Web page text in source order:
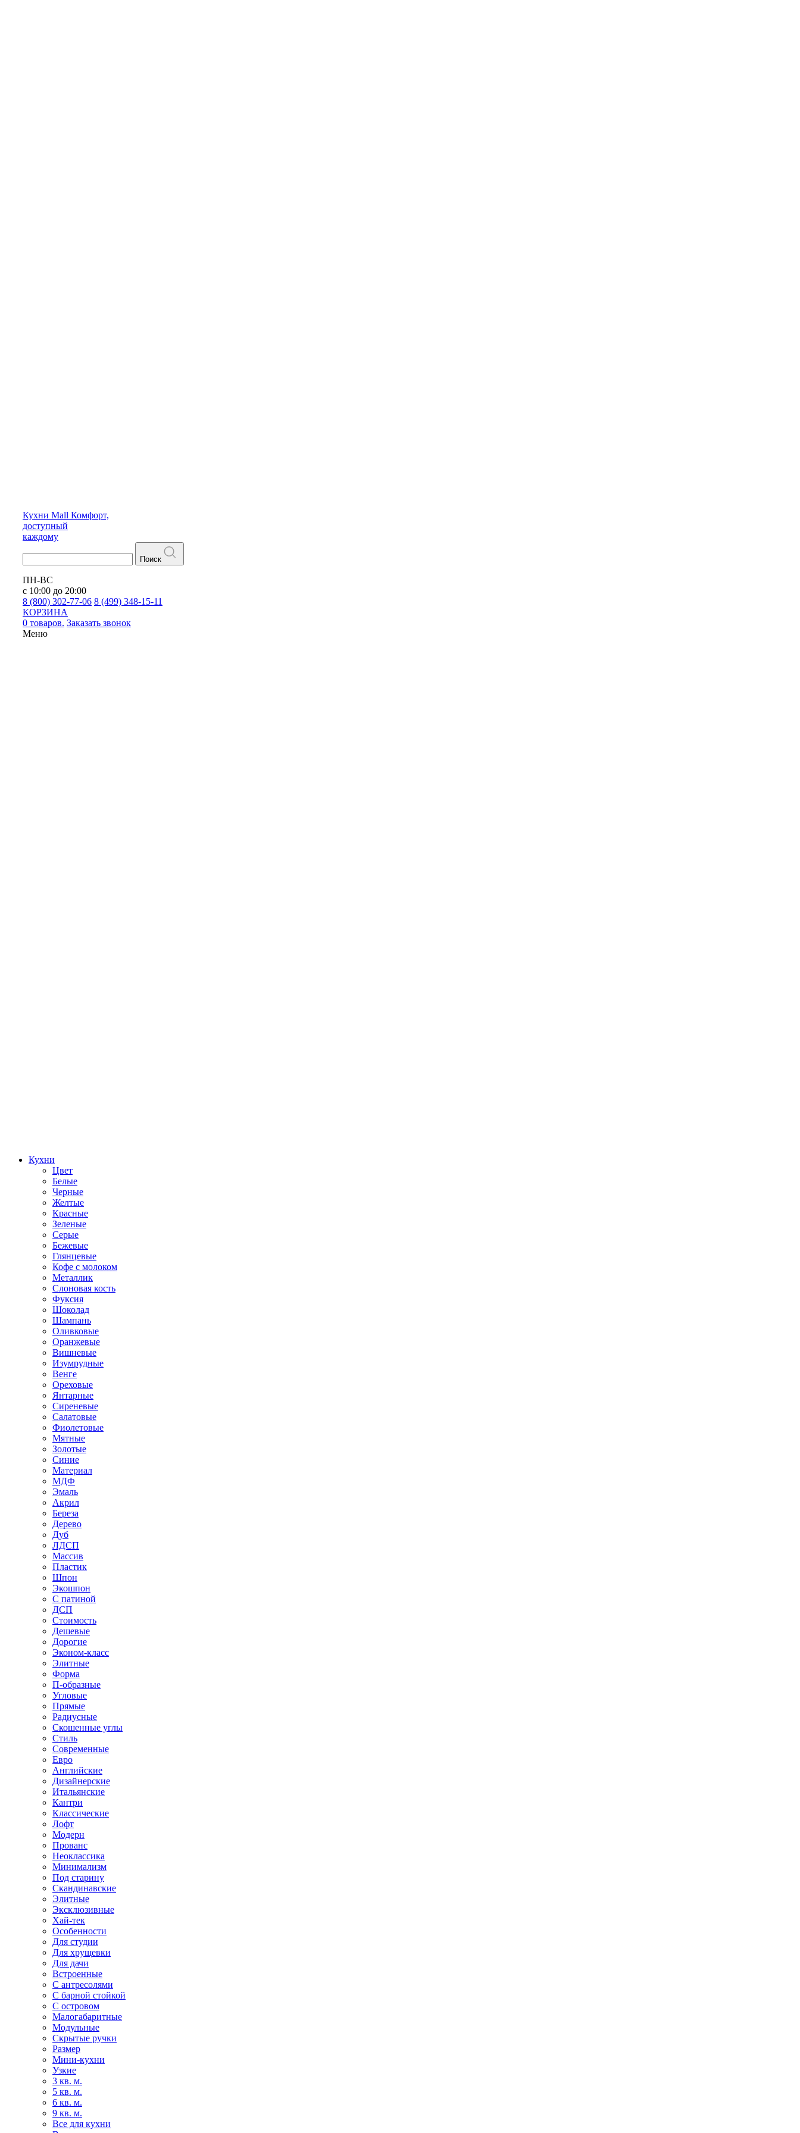
Кухни Mall Комфорт,
доступный
каждому
Поиск
ПН-ВС
с 10:00 до 20:00
8 (800) 302-77-06 8 (499) 348-15-11
КОРЗИНА
0 товаров. Заказать звонок
Меню
Кухни
Цвет
Белые
Черные
Желтые
Красные
Зеленые
Серые
Бежевые
Глянцевые
Кофе с молоком
Металлик
Слоновая кость
Фуксия
Шоколад
Шампань
Оливковые
Оранжевые
Вишневые
Изумрудные
Венге
Ореховые
Янтарные
Сиреневые
Салатовые
Фиолетовые
Мятные
Золотые
Синие
Материал
МДФ
Эмаль
Акрил
Береза
Дерево
Дуб
ЛДСП
Массив
Пластик
Шпон
Экошпон
С патиной
ДСП
Стоимость
Дешевые
Дорогие
Эконом-класс
Элитные
Форма
П-образные
Угловые
Прямые
Радиусные
Скошенные углы
Стиль
Современные
Евро
Английские
Дизайнерские
Итальянские
Кантри
Классические
Лофт
Модерн
Прованс
Неоклассика
Минимализм
Под старину
Скандинавские
Элитные
Эксклюзивные
Хай-тек
Особенности
Для студии
Для хрущевки
Для дачи
Встроенные
С антресолями
С барной стойкой
С островом
Малогабаритные
Модульные
Скрытые ручки
Размер
Мини-кухни
Узкие
3 кв. м.
5 кв. м.
6 кв. м.
9 кв. м.
Все для кухни